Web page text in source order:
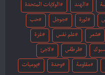
الهند الولايات المتحدة
ثورة جوجل حب
شعر علم نفس غزة
قرطاس لاجئ
مقاومة وحدة يوميات